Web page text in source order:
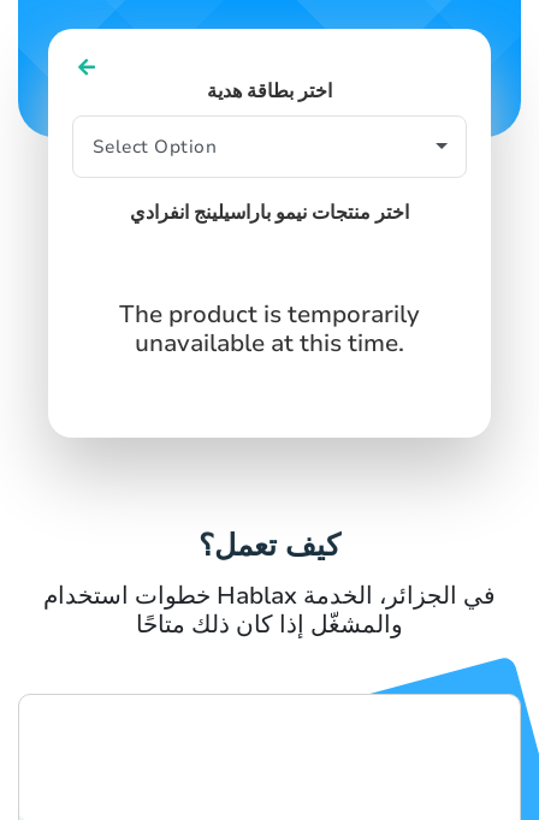
اختر بطاقة هدية
اختر منتجات نيمو باراسيلينج انفرادي
The product is temporarily
unavailable at this time.
كيف تعمل؟
خطوات استخدام Hablax في الجزائر، الخدمة
والمشغّل إذا كان ذلك متاحًا